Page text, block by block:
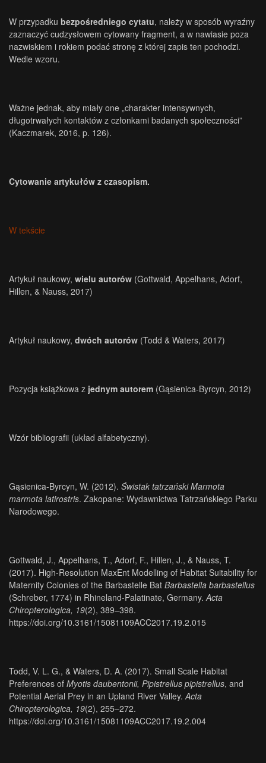
W przypadku bezpośredniego cytatu, należy w sposób wyraźny
zaznaczyć cudzysłowem cytowany fragment, a w nawiasie poza
nazwiskiem i rokiem podać stronę z której zapis ten pochodzi.
Wedle wzoru.
Ważne jednak, aby miały one „charakter intensywnych,
długotrwałych kontaktów z członkami badanych społeczności”
(Kaczmarek, 2016, p. 126).
Cytowanie artykułów z czasopism.
W tekście
Artykuł naukowy, wielu autorów (Gottwald, Appelhans, Adorf,
Hillen, & Nauss, 2017)
Artykuł naukowy, dwóch autorów (Todd & Waters, 2017)
Pozycja książkowa z jednym autorem (Gąsienica-Byrcyn, 2012)
Wzór bibliografii (układ alfabetyczny).
Gąsienica-Byrcyn, W. (2012). Świstak tatrzański Marmota
marmota latirostris. Zakopane: Wydawnictwa Tatrzańskiego Parku
Narodowego.
Gottwald, J., Appelhans, T., Adorf, F., Hillen, J., & Nauss, T.
(2017). High-Resolution MaxEnt Modelling of Habitat Suitability for
Maternity Colonies of the Barbastelle Bat Barbastella barbastellus
(Schreber, 1774) in Rhineland-Palatinate, Germany.Acta
Chiropterologica, 19(2), 389–398.
https://doi.org/10.3161/15081109ACC2017.19.2.015
Todd, V. L. G., & Waters, D. A. (2017). Small Scale Habitat
Preferences of Myotis daubentonii, Pipistrellus pipistrellus, and
Potential Aerial Prey in an Upland River Valley.Acta
Chiropterologica, 19(2), 255–272.
https://doi.org/10.3161/15081109ACC2017.19.2.004